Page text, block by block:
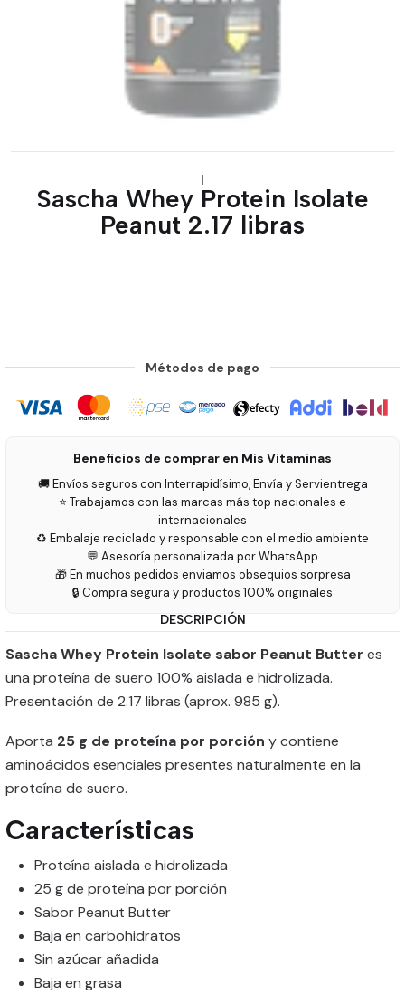
|
Sascha Whey Protein Isolate
Peanut 2.17 libras
Métodos de pago
Beneficios de comprar en Mis Vitaminas
🚚 Envíos seguros con Interrapidísimo, Envía y Servientrega
⭐ Trabajamos con las marcas más top nacionales e
internacionales
♻️ Embalaje reciclado y responsable con el medio ambiente
💬 Asesoría personalizada por WhatsApp
🎁 En muchos pedidos enviamos obsequios sorpresa
🔒 Compra segura y productos 100% originales
DESCRIPCIÓN
Sascha Whey Protein Isolate sabor Peanut Butter es
una proteína de suero 100% aislada e hidrolizada.
Presentación de 2.17 libras (aprox. 985 g).
Aporta 25 g de proteína por porción y contiene
aminoácidos esenciales presentes naturalmente en la
proteína de suero.
Características
Proteína aislada e hidrolizada
25 g de proteína por porción
Sabor Peanut Butter
Baja en carbohidratos
Sin azúcar añadida
Baja en grasa